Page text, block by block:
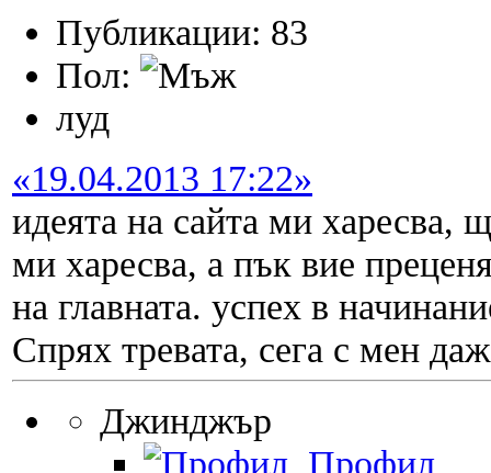
Публикации: 83
Пол:
луд
«19.04.2013 17:22»
идеята на сайта ми харесва,
ми харесва, а пък вие
на главната. успех в
Спрях тревата, сега с мен
Джинджър
Профил